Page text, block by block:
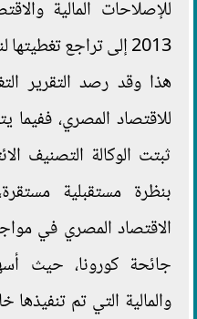
للإصلاحات المالية
2013 إلى تراجع تغطيتها لنحو شهرين من الواردات.
هذا وقد رصد التقرير
للاقتصاد المصري، ففيما
بنظرة مستقبلية
الاقتصاد المصري في
جائحة كورونا، حيث
والمالية التي تم